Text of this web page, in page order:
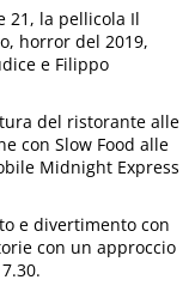
21, la pellicola Il
horror del 2019,
e Filippo
del ristorante alle
con Slow Food alle
Midnight Express
e divertimento con
con un approccio